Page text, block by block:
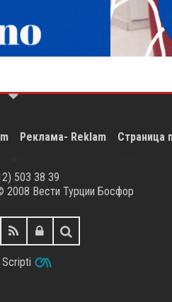
Реклама- Reklam Страница
503 38 39
2008 Вести Турции Босфор
Scripti